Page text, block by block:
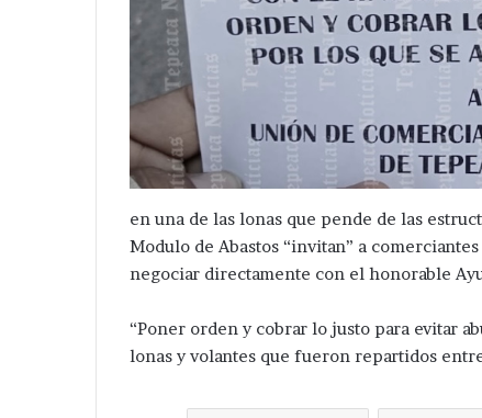
en una de las lonas que pende de las
Modulo de Abastos “invitan” a
negociar directamente con el honorable
“Poner orden y cobrar lo justo para evitar
lonas y volantes que fueron repartidos